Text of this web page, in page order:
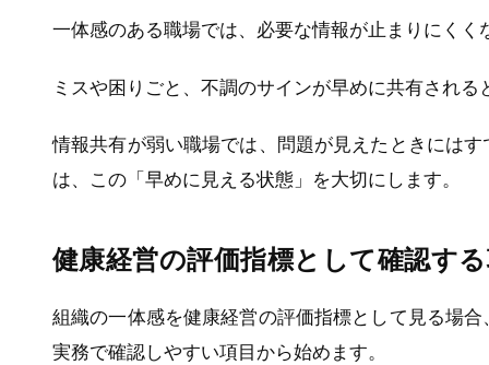
一体感のある職場では、必要な情報が止まりにくく
ミスや困りごと、不調のサインが早めに共有され
情報共有が弱い職場では、問題が見えたときには
は、この「早めに見える状態」を大切にします。
健康経営の評価指標として確認す
組織の一体感を健康経営の評価指標として見る場
実務で確認しやすい項目から始めます。